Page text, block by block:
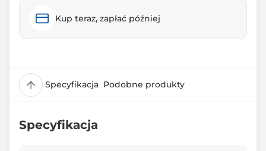
Kup teraz, zapłać później
Specyfikacja Podobne produkty
Specyfikacja